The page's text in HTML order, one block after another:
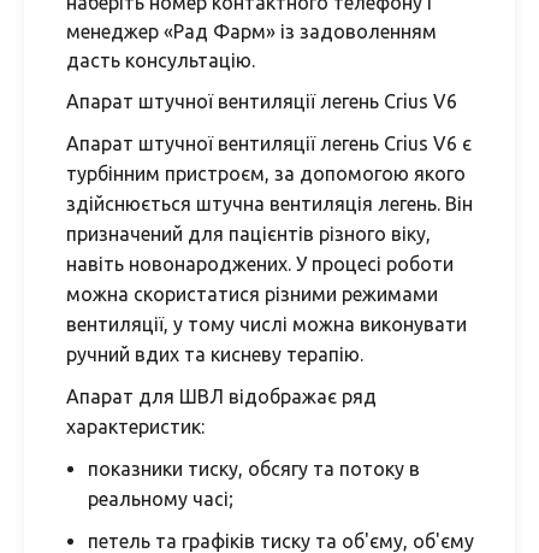
менеджер «Рад Фарм» із задоволенням
дасть консультацію.
Апарат штучної вентиляції легень Crius V6
Апарат штучної вентиляції легень Crius V6 є
турбінним пристроєм, за допомогою якого
здійснюється штучна вентиляція легень. Він
призначений для пацієнтів різного віку,
навіть новонароджених. У процесі роботи
можна скористатися різними режимами
вентиляції, у тому числі можна виконувати
ручний вдих та кисневу терапію.
Апарат для ШВЛ відображає ряд
характеристик:
показники тиску, обсягу та потоку в
реальному часі;
петель та графіків тиску та об'єму, об'єму